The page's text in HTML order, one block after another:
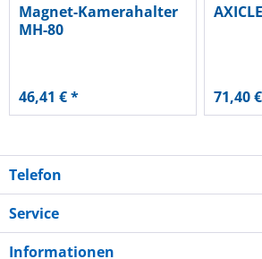
Magnet-Kamerahalter
MH-80
46,41 € * 71,40
Telefon
Service
Informationen